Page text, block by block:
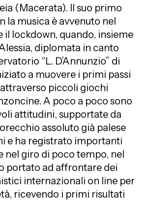
(Macerata). Il suo primo
la musica è avvenuto nel
il lockdown, quando, insieme
diplomata in canto
“L. D’Annunzio” di
a muovere i primi passi
piccoli giochi
A poco a poco sono
attitudini, supportate da
assoluto già palese
e ha registrato importanti
nel giro di poco tempo, nel
portato ad affrontare dei
internazionali on line per
ricevendo i primi risultati